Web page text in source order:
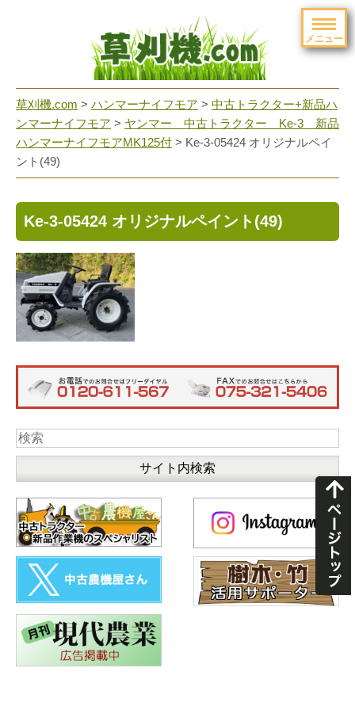
メニュー
草刈機.com > ハンマーナイフモア > 中古トラクター+新品ハ
ンマーナイフモア > ヤンマー 中古トラクター Ke-3 新品
ハンマーナイフモアMK125付 > Ke-3-05424 オリジナルペイ
ント(49)
Ke-3-05424 オリジナルペイント(49)